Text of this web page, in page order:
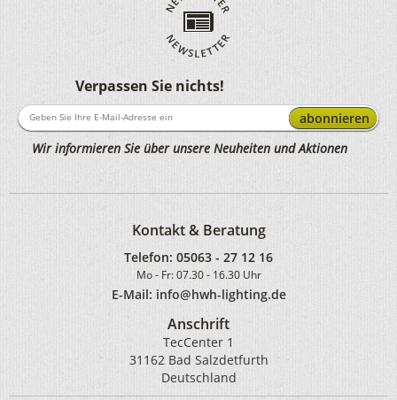
Verpassen Sie nichts!
abonnieren
Wir informieren Sie über unsere Neuheiten und Aktionen
Kontakt & Beratung
Telefon: 05063 - 27 12 16
Mo - Fr: 07.30 - 16.30 Uhr
E-Mail: info@hwh-lighting.de
Anschrift
TecCenter 1
31162 Bad Salzdetfurth
Deutschland